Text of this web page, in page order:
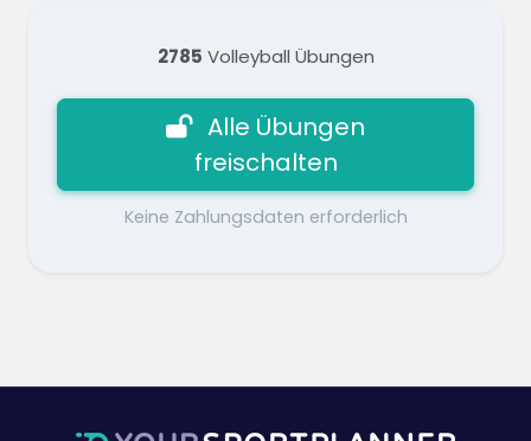
2785 Volleyball Übungen
Alle Übungen
freischalten
Keine Zahlungsdaten erforderlich